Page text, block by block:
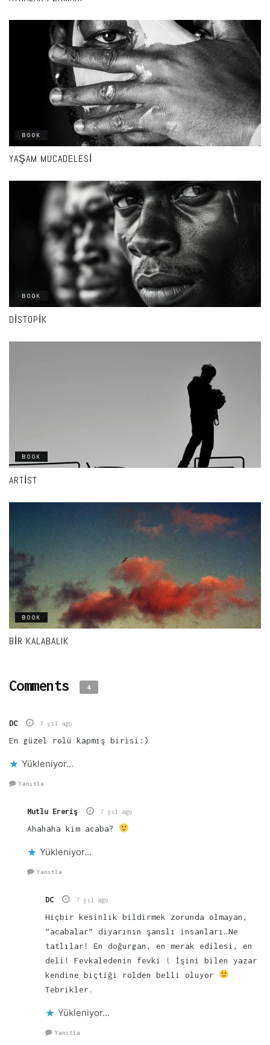
BOOK
YAŞAM MÜCADELESI
BOOK
DISTOPIK
BOOK
ARTIST
BOOK
BIR KALABALIK
Comments 4
DC 7 yıl ago
En güzel rolü kapmış birisi:)
Yükleniyor...
Yanıtla
Mutlu Ereriş 7 yıl ago
Ahahaha kim acaba?
Yükleniyor...
Yanıtla
DC 7 yıl ago
Hiçbir kesinlik bildirmek zorunda olmayan,
“acabalar” diyarının şanslı insanları…Ne
tatlılar! En doğurgan, en merak edilesi, en
deli! Fevkaledenin fevki ! İşini bilen yazar
kendine biçtiği rolden belli oluyor
Tebrikler.
Yükleniyor...
Yanıtla